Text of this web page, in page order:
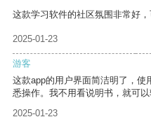
这款学习软件的社区氛围非常好
2025-01-23
游客
这款app的用户界面简洁明了，
悉操作。我不用看说明书，就可以
2025-01-23